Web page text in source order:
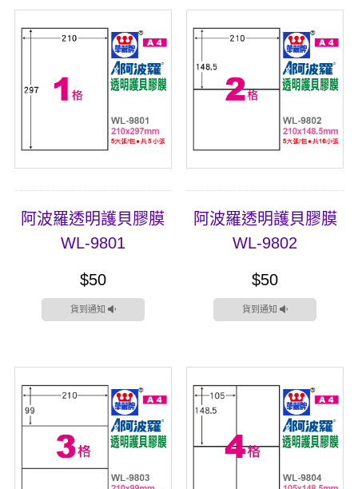
阿波羅透明護貝膠膜
WL-9801
$50
貨到通知
阿波羅透明護貝膠膜
WL-9802
$50
貨到通知